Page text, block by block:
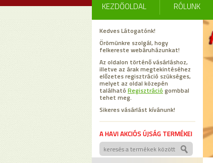
KEZDŐOLDAL RÓLUNK
Kedves Látogatónk!
Örömünkre szolgál, hogy
felkereste webáruházunkat!
Az oldalon történő vásárláshoz,
illetve az árak megtekintéséhez
előzetes regisztráció szükséges,
melyet az oldal közepén
található Regisztráció gombbal
tehet meg.
Sikeres vásárlást kívánunk!
A HAVI AKCIÓS ÚJSÁG TERMÉKEI